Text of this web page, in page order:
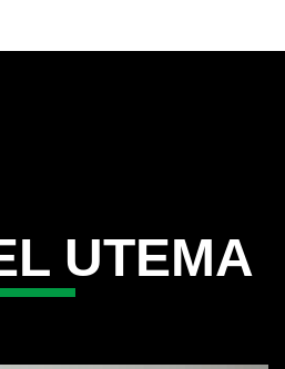
UTEMA